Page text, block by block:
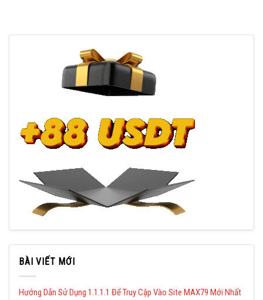
BÀI VIẾT MỚI
Hướng Dẫn Sử Dụng 1.1.1.1 Để Truy Cập Vào Site MAX79 Mới Nhất